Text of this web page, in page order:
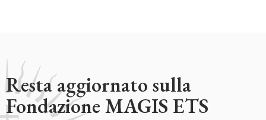
Resta aggiornato sulla
Fondazione MAGIS ETS